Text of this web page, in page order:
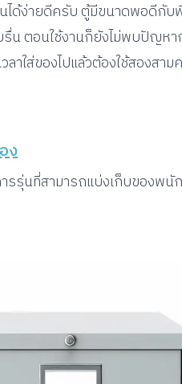
ได้ง่ายดีครับ ตู้มีขนาดพอดีกั
รื่น ตอนใช้งานก็ยังไม่พบปัญห
าใส่ของไปแล้วต้องใช้สองส
ง
รรุ่นที่สามารถแบ่งเก็บของพ